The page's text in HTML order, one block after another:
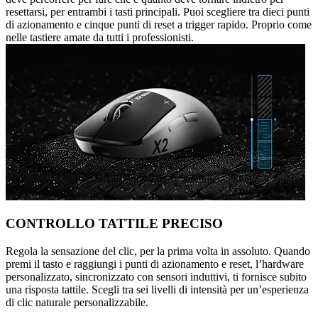
resettarsi, per entrambi i tasti principali. Puoi scegliere tra dieci punti
di azionamento e cinque punti di reset a trigger rapido. Proprio come
nelle tastiere amate da tutti i professionisti.
CONTROLLO TATTILE PRECISO
Regola la sensazione del clic, per la prima volta in assoluto. Quando
premi il tasto e raggiungi i punti di azionamento e reset, l’hardware
personalizzato, sincronizzato con sensori induttivi, ti fornisce subito
una risposta tattile. Scegli tra sei livelli di intensità per un’esperienza
di clic naturale personalizzabile.